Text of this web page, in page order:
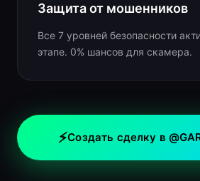
Защита от мошенников
Все 7 уровней безопасности
этапе. 0% шансов для скамера.
⚡Создать сделку в